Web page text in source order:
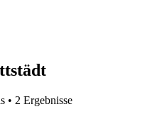
• 2 Ergebnisse